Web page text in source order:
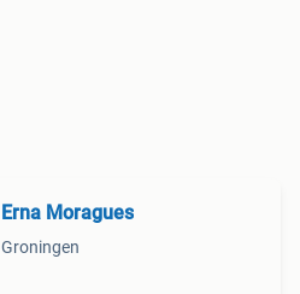
Erna Moragues
Groningen